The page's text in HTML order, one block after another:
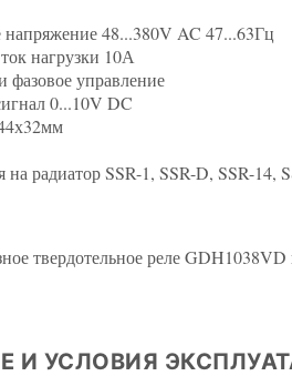
48...380V AC 47...63Гц
нагрузки 10А
управление
0...10V DC
на радиатор SSR-1, SSR-D, SSR-14,
твердотельное реле
И УСЛОВИЯ